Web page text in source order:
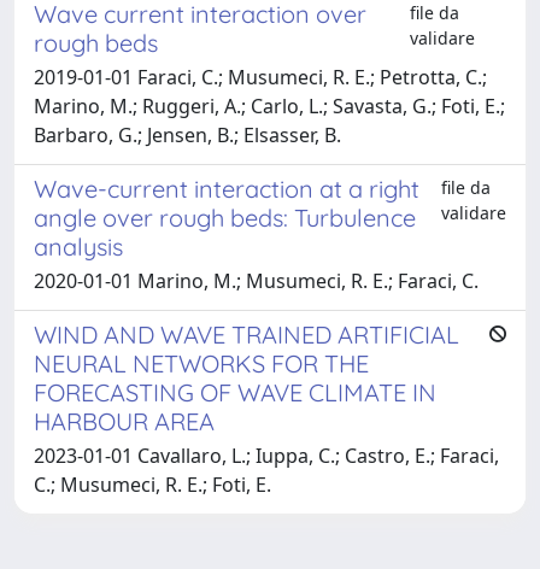
Wave current interaction over
rough beds
file da
validare
2019-01-01 Faraci, C.; Musumeci, R. E.; Petrotta, C.;
Marino, M.; Ruggeri, A.; Carlo, L.; Savasta, G.; Foti, E.;
Barbaro, G.; Jensen, B.; Elsasser, B.
Wave-current interaction at a right
angle over rough beds: Turbulence
analysis
file da
validare
2020-01-01 Marino, M.; Musumeci, R. E.; Faraci, C.
WIND AND WAVE TRAINED ARTIFICIAL
NEURAL NETWORKS FOR THE
FORECASTING OF WAVE CLIMATE IN
HARBOUR AREA
2023-01-01 Cavallaro, L.; Iuppa, C.; Castro, E.; Faraci,
C.; Musumeci, R. E.; Foti, E.